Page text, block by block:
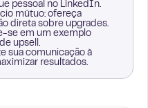
pessoal no LinkedIn.
mútuo: ofereça
direta sobre upgrades.
se em um exemplo
upsell.
sua comunicação à
resultados.